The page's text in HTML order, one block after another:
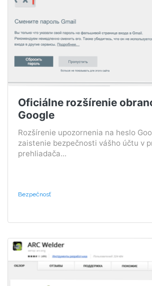
Oficiálne rozšírenie
Google
Rozšírenie upozornenia na heslo
zaistenie bezpečnosti vášho účtu v
prehliadača...
Bezpečnosť